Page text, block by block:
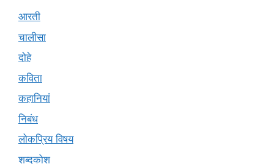
आरती
चालीसा
दोहे
कविता
कहानियां
निबंध
लोकप्रिय विषय
शब्दकोश